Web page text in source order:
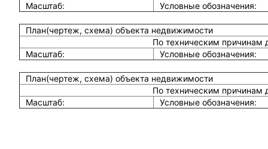
Масштаб:
Условные обозначения:
План(чертеж, схема) объекта недвижимости
По техническим причинам
Масштаб:
Условные обозначения:
План(чертеж, схема) объекта недвижимости
По техническим причинам
Масштаб:
Условные обозначения: